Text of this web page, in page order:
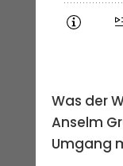
Was der
Anselm
Umgang